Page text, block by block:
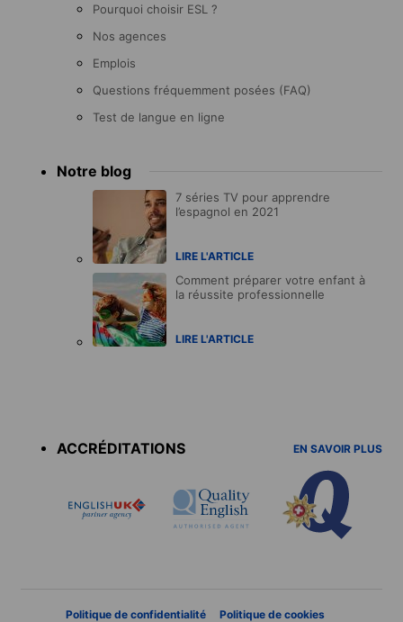
Pourquoi choisir ESL ?
Nos agences
Emplois
Questions fréquemment posées (FAQ)
Test de langue en ligne
Notre blog
7 séries TV pour apprendre
l’espagnol en 2021
LIRE L'ARTICLE
Comment préparer votre enfant à
la réussite professionnelle
LIRE L'ARTICLE
ACCRÉDITATIONS
EN SAVOIR PLUS
Politique de confidentialité
Politique de cookies